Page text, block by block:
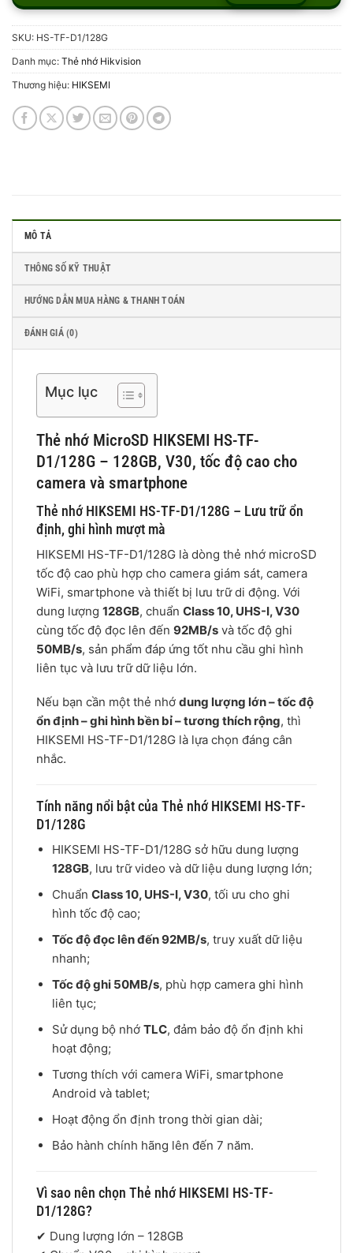
SKU: HS-TF-D1/128G
Danh mục: Thẻ nhớ Hikvision
Thương hiệu: HIKSEMI
MÔ TẢ
THÔNG SỐ KỸ THUẬT
HƯỚNG DẪN MUA HÀNG & THANH TOÁN
ĐÁNH GIÁ (0)
Mục lục
Thẻ nhớ MicroSD HIKSEMI HS-TF-
D1/128G – 128GB, V30, tốc độ cao cho
camera và smartphone
Thẻ nhớ HIKSEMI HS-TF-D1/128G – Lưu trữ ổn
định, ghi hình mượt mà
HIKSEMI HS-TF-D1/128G là dòng thẻ nhớ microSD
tốc độ cao phù hợp cho camera giám sát, camera
WiFi, smartphone và thiết bị lưu trữ di động. Với
dung lượng 128GB, chuẩn Class 10, UHS-I, V30
cùng tốc độ đọc lên đến 92MB/s và tốc độ ghi
50MB/s, sản phẩm đáp ứng tốt nhu cầu ghi hình
liên tục và lưu trữ dữ liệu lớn.
Nếu bạn cần một thẻ nhớ dung lượng lớn – tốc độ
ổn định – ghi hình bền bỉ – tương thích rộng, thì
HIKSEMI HS-TF-D1/128G là lựa chọn đáng cân
nhắc.
Tính năng nổi bật của Thẻ nhớ HIKSEMI HS-TF-
D1/128G
HIKSEMI HS-TF-D1/128G sở hữu dung lượng
128GB, lưu trữ video và dữ liệu dung lượng lớn;
Chuẩn Class 10, UHS-I, V30, tối ưu cho ghi
hình tốc độ cao;
Tốc độ đọc lên đến 92MB/s, truy xuất dữ liệu
nhanh;
Tốc độ ghi 50MB/s, phù hợp camera ghi hình
liên tục;
Sử dụng bộ nhớ TLC, đảm bảo độ ổn định khi
hoạt động;
Tương thích với camera WiFi, smartphone
Android và tablet;
Hoạt động ổn định trong thời gian dài;
Bảo hành chính hãng lên đến 7 năm.
Vì sao nên chọn Thẻ nhớ HIKSEMI HS-TF-
D1/128G?
✔ Dung lượng lớn – 128GB